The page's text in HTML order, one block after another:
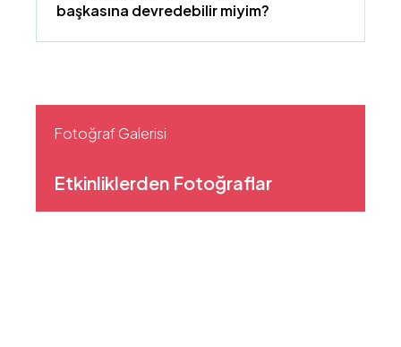
başkasına devredebilir miyim?
Fotoğraf Galerisi
Etkinliklerden Fotoğraflar